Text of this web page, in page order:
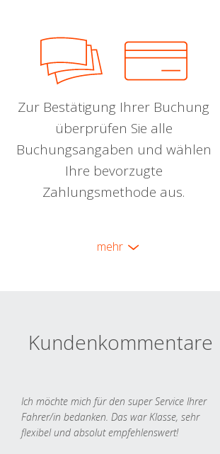
Zur Bestätigung Ihrer Buchung
überprüfen Sie alle
Buchungsangaben und wählen
Ihre bevorzugte
Zahlungsmethode aus.
mehr
Kundenkommentare
Ich möchte mich für den super Service Ihrer
Fahrer/in bedanken. Das war Klasse, sehr
flexibel und absolut empfehlenswert!